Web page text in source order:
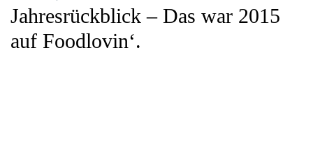
Jahresrückblick – Das war 2015
auf Foodlovin‘.